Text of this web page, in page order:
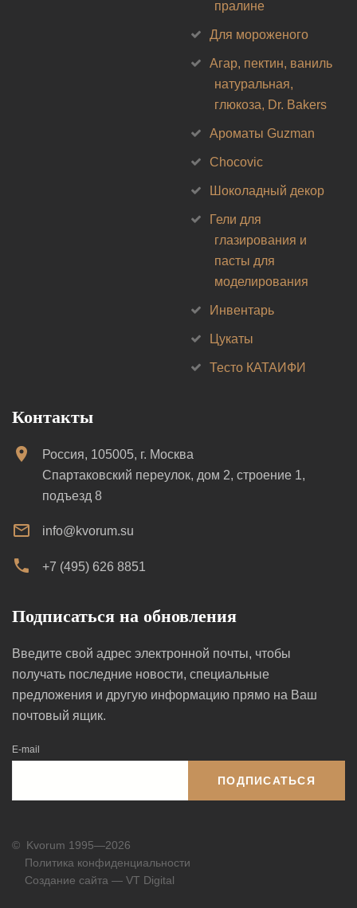
пралине
Для мороженого
Агар, пектин, ваниль
натуральная,
глюкоза, Dr. Bakers
Ароматы Guzman
Chocovic
Шоколадный декор
Гели для
глазирования и
пасты для
моделирования
Инвентарь
Цукаты
Тесто КАТАИФИ
Контакты
Россия, 105005, г. Москва
Спартаковский переулок, дом 2, строение 1,
подъезд 8
info@kvorum.su
+7 (495) 626 8851
Подписаться на обновления
Введите свой адрес электронной почты, чтобы
получать последние новости, специальные
предложения и другую информацию прямо на Ваш
почтовый ящик.
E-mail
ПОДПИСАТЬСЯ
© Kvorum 1995—2026
Политика конфиденциальности
Создание сайта — VT Digital